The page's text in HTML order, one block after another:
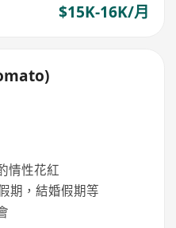
$15K-16K/月
情性花紅
期，結婚假期等